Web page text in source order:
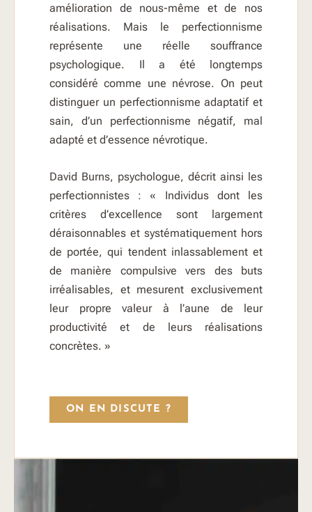
amélioration de nous-même et de nos
réalisations. Mais le perfectionnisme
représente une réelle souffrance
psychologique. Il a été longtemps
considéré comme une névrose. On peut
distinguer un perfectionnisme adaptatif et
sain, d’un perfectionnisme négatif, mal
adapté et d’essence névrotique.
David Burns, psychologue, décrit ainsi les
perfectionnistes : « Individus dont les
critères d’excellence sont largement
déraisonnables et systématiquement hors
de portée, qui tendent inlassablement et
de manière compulsive vers des buts
irréalisables, et mesurent exclusivement
leur propre valeur à l’aune de leur
productivité et de leurs réalisations
concrètes. »
ON EN DISCUTE ?